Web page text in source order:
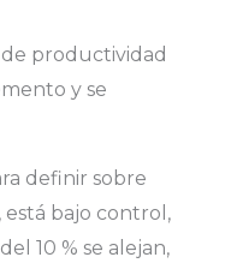
productividad
y se
definir sobre
está bajo control,
10 % se alejan,